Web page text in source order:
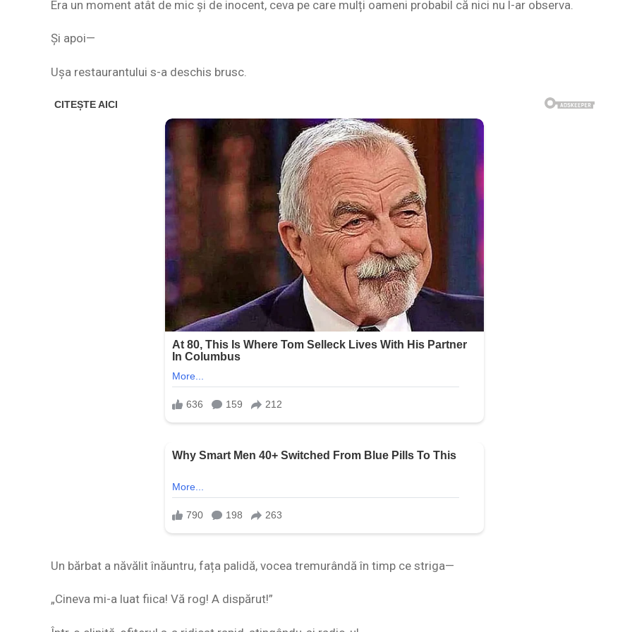
Era un moment atât de mic și de inocent, ceva pe care mulți oameni probabil că nici nu l-ar observa.
Și apoi—
Ușa restaurantului s-a deschis brusc.
Un bărbat a năvălit înăuntru, fața palidă, vocea tremurândă în timp ce striga—
„Cineva mi-a luat fiica! Vă rog! A dispărut!”